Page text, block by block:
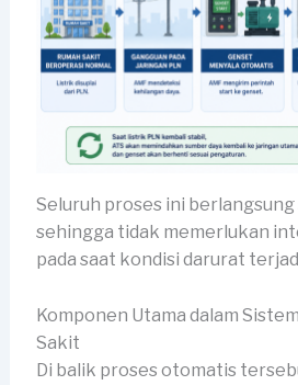
Seluruh proses ini
sehingga tidak memerlukan
pada saat kondisi darurat
Komponen Utama dalam
Sakit
Di balik proses otomatis